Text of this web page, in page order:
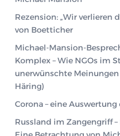
Rezension: „Wir verlieren
von Boetticher
Michael-Mansion-
Komplex – Wie NGOs im
unerwünschte
Häring)
Corona – eine
Russland im Zangengriff